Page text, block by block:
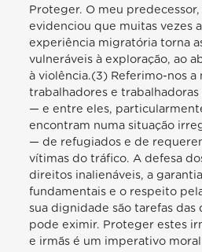
Proteger. O meu predecessor,
evidenciou que muitas vezes a
experiência migratória torna
vulneráveis à exploração, ao
à violência.(3) Referimo-nos a
trabalhadores e
— e entre eles,
encontram numa situação
— de refugiados e de
vítimas do tráfico. A defesa
direitos inalienáveis, a
fundamentais e o respeito
sua dignidade são tarefas das
pode eximir. Proteger estes
e irmãs é um imperativo